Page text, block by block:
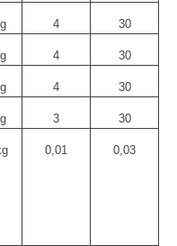
4 30
4 30
4 30
3 30
0,01 0,03